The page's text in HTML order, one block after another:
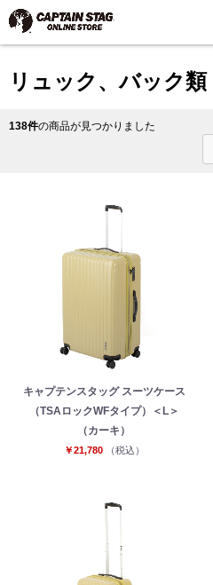
リュック、バック類
138件の商品が見つかりました
キャプテンスタッグ スーツケース
（TSAロックWFタイプ）＜L＞
（カーキ）
￥21,780 （税込）